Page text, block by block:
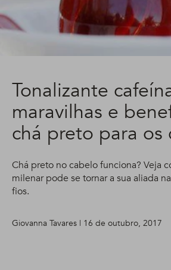
Tonalizante
maravilhas e
chá preto para os
Chá preto no cabelo funciona? Veja
milenar pode se tornar a sua aliada
fios.
Giovanna Tavares | 16 de outubro, 2017